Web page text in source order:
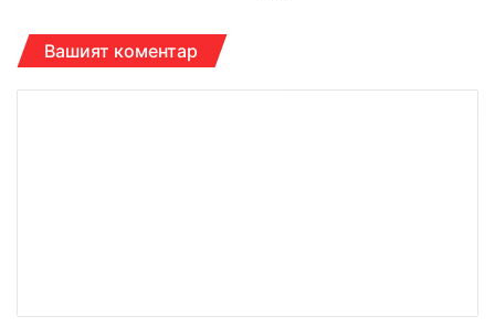
Вашият коментар